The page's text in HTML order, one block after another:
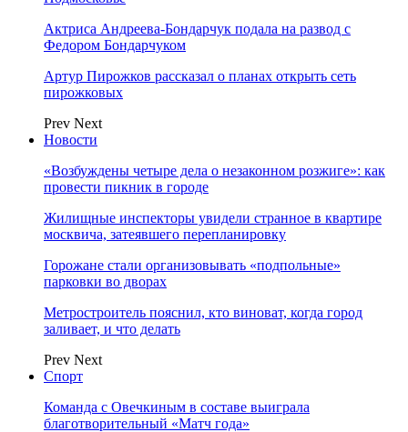
Актриса Андреева-Бондарчук подала на развод с
Федором Бондарчуком
Артур Пирожков рассказал о планах открыть сеть
пирожковых
Prev Next
Новости
«Возбуждены четыре дела о незаконном розжиге»: как
провести пикник в городе
Жилищные инспекторы увидели странное в квартире
москвича, затеявшего перепланировку
Горожане стали организовывать «подпольные»
парковки во дворах
Метростроитель пояснил, кто виноват, когда город
заливает, и что делать
Prev Next
Спорт
Команда с Овечкиным в составе выиграла
благотворительный «Матч года»